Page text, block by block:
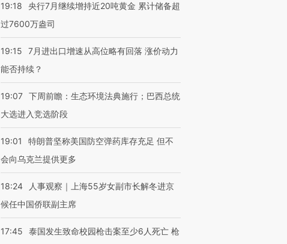
19:18
央行7月继续增持近20吨黄金 累计储备超
过7600万盎司
19:15
7月进出口增速从高位略有回落 涨价动力
能否持续？
19:07 下周前瞻：生态环境法典施行；巴西总统
大选进入竞选阶段
19:01
特朗普坚称美国防空弹药库存充足 但不
会向乌克兰提供更多
18:24
人事观察｜上海55岁女副市长解冬进京
候任中国侨联副主席
17:45 泰国发生致命校园枪击案至少6人死亡 枪